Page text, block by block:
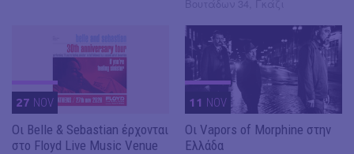
27 NOV
Οι Belle & Sebastian έρχονται
στο Floyd Live Music Venue
11 NOV
Οι Vapors of Morphine στην
Ελλάδα